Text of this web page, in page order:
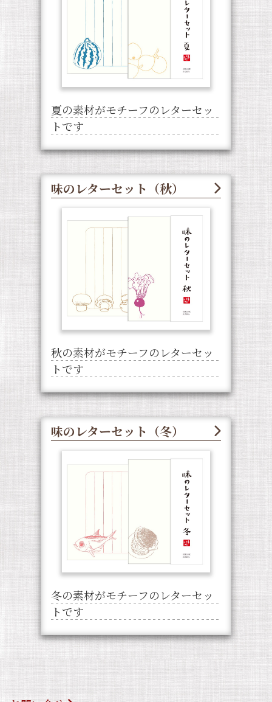
夏の素材がモチーフのレターセッ
トです
味のレターセット（秋）
秋の素材がモチーフのレターセッ
トです
味のレターセット（冬）
冬の素材がモチーフのレターセッ
トです